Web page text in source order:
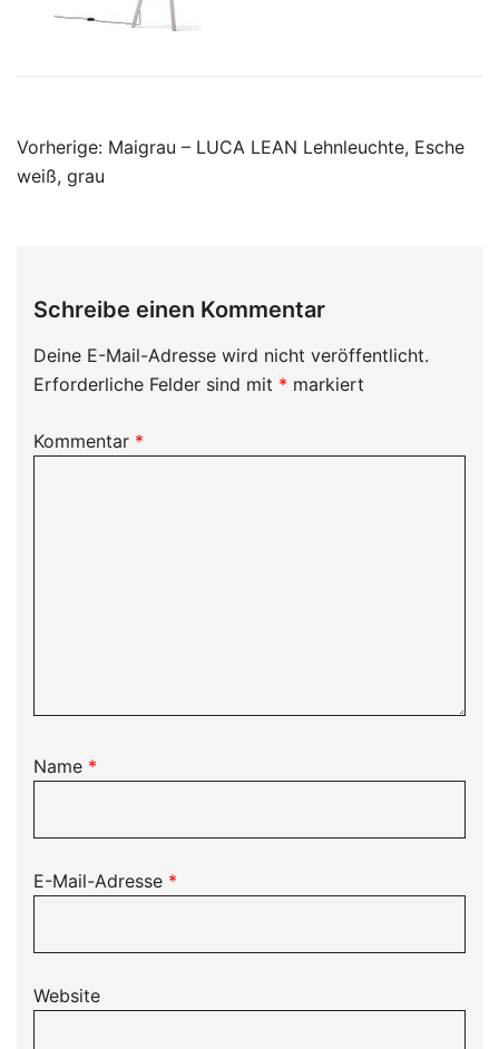
Beitragsnavigation
Vorherige: Maigrau – LUCA LEAN Lehnleuchte, Esche
weiß, grau
Schreibe einen Kommentar
Deine E-Mail-Adresse wird nicht veröffentlicht.
Erforderliche Felder sind mit * markiert
Kommentar *
Name *
E-Mail-Adresse *
Website